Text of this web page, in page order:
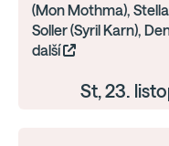
(Mon Mothma),
Soller (Syril Karn),
další
St, 23.